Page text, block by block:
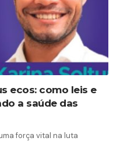
ecos: como leis e
a saúde das
força vital na luta